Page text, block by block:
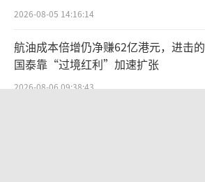
2026-08-05 14:16:14
航油成本倍增仍净赚62亿港元，进击的
国泰靠“过境红利”加速扩张
2026-08-06 09:38:43